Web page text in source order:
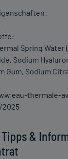
Spring Water
Sodium
Gum, Sodium
thermale-
2025
&